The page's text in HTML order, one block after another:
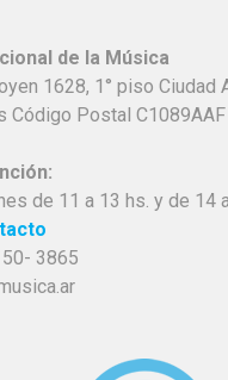
de la Música
1628, 1° piso Ciudad
Código Postal C1089AAF
de 11 a 13 hs. y de 14
3865